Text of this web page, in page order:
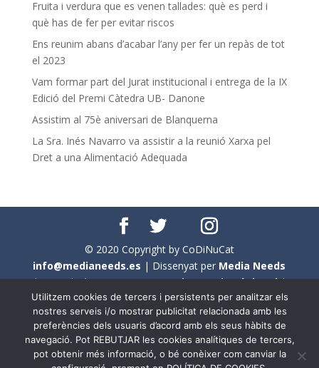
Fruita i verdura que es venen tallades: què es perd i
què has de fer per evitar riscos
Ens reunim abans d’acabar l’any per fer un repàs de tot
el 2023
Vam formar part del Jurat institucional i entrega de la IX
Edició del Premi Càtedra UB- Danone
Assistim al 75è aniversari de Blanquerna
La Sra. Inés Navarro va assistir a la reunió Xarxa pel
Dret a una Alimentació Adequada
© 2020 Copyright by CoDiNuCat
info@medianeeds.es | Dissenyat per Media Needs
| Tots els drets reservats aCoDiNuCat |Avís legal|
Avís per cookies
En aquest web s'ha tingut en compte l'ús no sexista del
llenguatge. No obstant això, i a causa de la seva
extensió, no s'ha pogut fer de manera exhaustiva. Per
Utilitzem cookies de tercers i persistents per analitzar els
nostres serveis i/o mostrar publicitat relacionada amb les
preferències dels usuaris d’acord amb els seus hàbits de
navegació. Pot REBUTJAR les cookies analítiques de tercers,
pot obtenir més informació, o bé conèixer com canviar la